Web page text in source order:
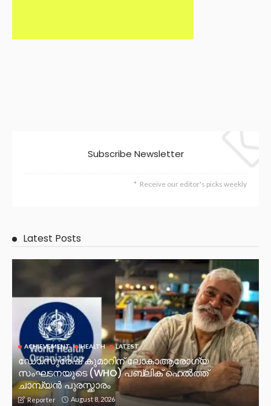
Subscribe Newsletter
Receive our editor's picks weekly
Latest Posts
ACHIEVEMENT HEALTH LATEST
ഡോ.സുരേഷ് കുമാറിന് ലോകാആരോഗ്യ
സംഘടനയുടെ (WHO) പബ്ലിക് ഹെൽത്ത്
ചാമ്പ്യൻ പുരസ്ക്കാരം
Reporter August 8, 2026